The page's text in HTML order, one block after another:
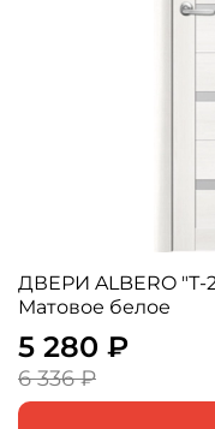
ДВЕРИ ALBERO
Матовое белое
5 280 ₽
6 336 ₽